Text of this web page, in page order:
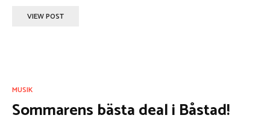
VIEW POST
MUSIK
Sommarens bästa deal i Båstad!